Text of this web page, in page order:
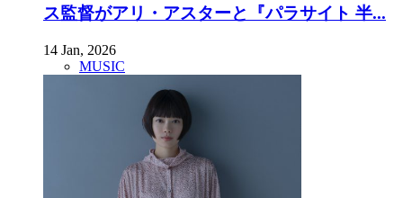
ス監督がアリ・アスターと『パラサイト 半...
14 Jan, 2026
MUSIC